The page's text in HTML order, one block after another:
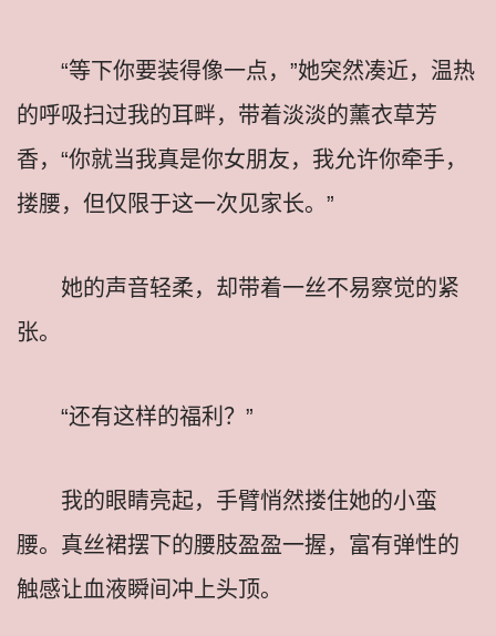
“等下你要装得像一点，”她突然凑近，温热
的呼吸扫过我的耳畔，带着淡淡的薰衣草芳
香，“你就当我真是你女朋友，我允许你牵手，
搂腰，但仅限于这一次见家长。”
她的声音轻柔，却带着一丝不易察觉的紧
张。
“还有这样的福利？”
我的眼睛亮起，手臂悄然搂住她的小蛮
腰。真丝裙摆下的腰肢盈盈一握，富有弹性的
触感让血液瞬间冲上头顶。